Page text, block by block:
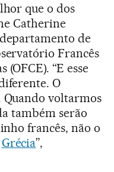
que o dos
Catherine
de
Francês
“E esse
O
voltarmos
também serão
francês, não o
Grécia”,